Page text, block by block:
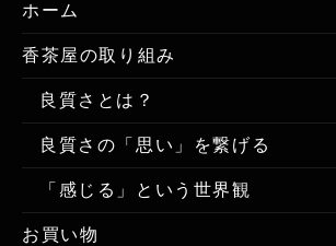
ホーム
香茶屋の取り組み
良質さとは？
良質さの「思い」を繋げる
「感じる」という世界観
お買い物